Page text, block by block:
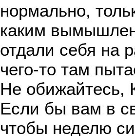
нормально,
каким
отдали себя на
чего-то там
Не обижайтесь,
Если бы вам в
чтобы неделю